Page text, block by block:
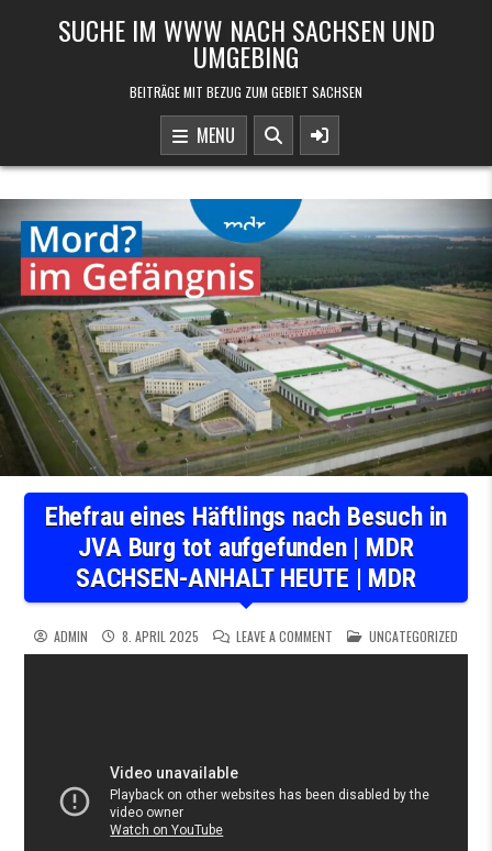
SUCHE IM WWW NACH SACHSEN UND
UMGEBING
BEITRÄGE MIT BEZUG ZUM GEBIET SACHSEN
MENU
Ehefrau eines Häftlings nach Besuch in
JVA Burg tot aufgefunden | MDR
SACHSEN-ANHALT HEUTE | MDR
ADMIN 8. APRIL 2025 LEAVE A COMMENT ON EHEFRAU EINES
POSTED IN
UNCATEGORIZED